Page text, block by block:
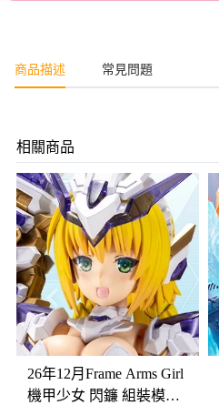
商品描述 常見問題
26年12月Frame Arms Girl
機甲少女 閃鐮 組裝模型
相關商品